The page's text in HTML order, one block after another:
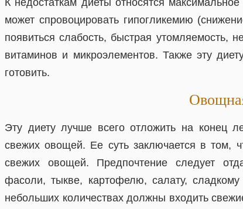
К недостаткам диеты относятся
может спровоцировать гипогликемию
появиться слабость, быстрая утомляемость,
витаминов и микроэлементов. Также эту
готовить.
Эту диету лучше всего отложить на конец
свежих овощей. Ее суть заключается в том,
свежих овощей. Предпочтение следует
фасоли, тыкве, картофелю, салату,
небольших количествах должны входить